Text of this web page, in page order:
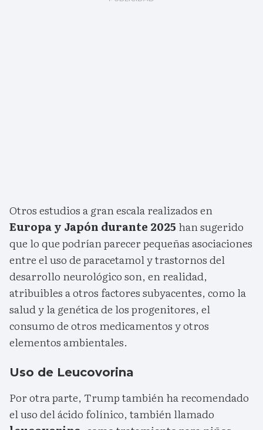
Otros estudios a gran escala realizados en
Europa y Japón durante 2025 han sugerido
que lo que podrían parecer pequeñas asociaciones
entre el uso de paracetamol y trastornos del
desarrollo neurológico son, en realidad,
atribuibles a otros factores subyacentes, como la
salud y la genética de los progenitores, el
consumo de otros medicamentos y otros
elementos ambientales.
Uso de Leucovorina
Por otra parte, Trump también ha recomendado
el uso del ácido folínico, también llamado